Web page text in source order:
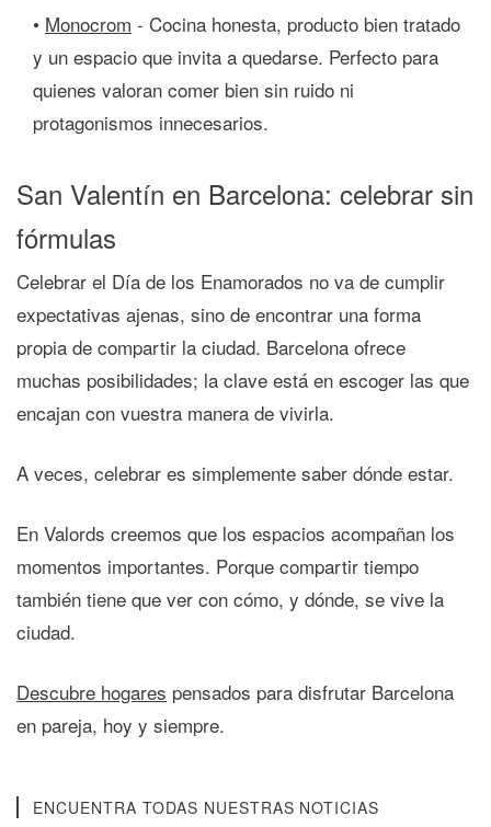
• Monocrom - Cocina honesta, producto bien tratado
y un espacio que invita a quedarse. Perfecto para
quienes valoran comer bien sin ruido ni
protagonismos innecesarios.
San Valentín en Barcelona: celebrar sin
fórmulas
Celebrar el Día de los Enamorados no va de cumplir
expectativas ajenas, sino de encontrar una forma
propia de compartir la ciudad. Barcelona ofrece
muchas posibilidades; la clave está en escoger las que
encajan con vuestra manera de vivirla.
A veces, celebrar es simplemente saber dónde estar.
En Valords creemos que los espacios acompañan los
momentos importantes. Porque compartir tiempo
también tiene que ver con cómo, y dónde, se vive la
ciudad.
Descubre hogares pensados para disfrutar Barcelona
en pareja, hoy y siempre.
ENCUENTRA TODAS NUESTRAS NOTICIAS